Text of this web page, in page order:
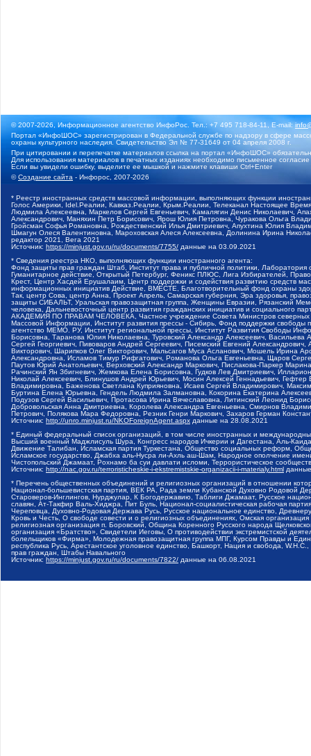
© 2007-2026, Информационное агентство ИнфоРос. Тел.: +7 495 718-84-11, E-mail:
Портал «ИнфоШОС» зарегистрирован в Федеральной службе по надзору в сфере
охраны культурного наследия. Свидетельство Эл № 77-31649 от 04 апреля 2008 г.
При цитировании и перепечатке материалов ссылка на портал «ИнфоШОС»
Для использования материалов в печатных изданиях необходимо письменное
Если вы увидели ошибку, выделите ее мышкой и нажмите клавиши Ctrl+Enter
©Создание сайта - Инфорос, 2007-2026
* Реестр иностранных средств массовой информации, выполняющих функции
Голос Америки, Idel.Реалии, Кавказ.Реалии, Крым.Реалии, Телеканал Настоящее
Людмила Алексеевна, Маркелов Сергей Евгеньевич, Камалягин Денис Николаевич,
Александрович, Маняхин Петр Борисович, Ярош Юлия Петровна, Чуракова Ольга
Гройсман Софья Романовна, Рождественский Илья Дмитриевич, Апухтина Юлия
Шмагун Олеся Валентиновна, Мароховская Алеся Алексеевна, Долинина Ирина
редактор 2021, Вега 2021
Источник: https://minjust.gov.ru/ru/documents/7755/ данные на 03.09.2021
* Сведения реестра НКО, выполняющих функции иностранного агента:
Фонд защиты прав граждан Штаб, Институт права и публичной политики,
Гуманитарное действие, Открытый Петербург, Феникс ПЛЮС, Лига Избирателей,
Крест, Центр Хасдей Ерушалаим, Центр поддержки и содействия развитию средств
информационных инициатив Действие, ВМЕСТЕ, Благотворительный фонд охраны
Так, центр Сова, центр Анна, Проект Апрель, Самарская губерния, Эра здоровья,
защиты СИБАЛЬТ, Уральская правозащитная группа, Женщины Евразии, Рязанский
человека, Дальневосточный центр развития гражданских инициатив и социального
АКАДЕМИЯ ПО ПРАВАМ ЧЕЛОВЕКА, Частное учреждение Совета Министров северных
Массовой Информации, Институт развития прессы - Сибирь, Фонд поддержки
агентство МЕМО. РУ, Институт региональной прессы, Институт Развития Свободы
Борисовна, Таранова Юлия Николаевна, Туровский Александр Алексеевич,
Сергей Георгиевич, Пивоваров Андрей Сергеевич, Писемский Евгений
Викторович, Шарипков Олег Викторович, Мальсагов Муса Асланович, Мошель Ирина
Александровна, Исламов Тимур Рифгатович, Романова Ольга Евгеньевна, Щаров
Паутов Юрий Анатольевич, Верховский Александр Маркович, Пислакова-Паркер
Рачинский Ян Збигневич, Жемкова Елена Борисовна, Гудков Лев Дмитриевич,
Николай Алексеевич, Блинушов Андрей Юрьевич, Мосин Алексей Геннадьевич,
Владимировна, Баженова Светлана Куприяновна, Исаев Сергей Владимирович,
Буртина Елена Юрьевна, Гендель Людмила Залмановна, Кокорина Екатерина
Подузов Сергей Васильевич, Протасова Ирина Вячеславовна, Литинский Леонид
Добровольская Анна Дмитриевна, Королева Александра Евгеньевна, Смирнов
Петрович, Полякова Мара Федоровна, Резник Генри Маркович, Захаров Герман
Источник: http://unro.minjust.ru/NKOForeignAgent.aspx данные на 28.08.2021
* Единый федеральный список организаций, в том числе иностранных и
Высший военный Маджлисуль Шура, Конгресс народов Ичкерии и Дагестана, Аль-
Движение Талибан, Исламская партия Туркестана, Общество социальных реформ,
Исламское государство, Джабха аль-Нусра ли-Ахль аш-Шам, Народное ополчение
Чистопольский Джамаат, Рохнамо ба суи давлати исломи, Террористическое
Источник: http://nac.gov.ru/terroristicheskie-i-ekstremistskie-organizacii-i-materialy.html
* Перечень общественных объединений и религиозных организаций в отношении
Национал-большевистская партия, ВЕК РА, Рада земли Кубанской Духовно Родовой
Староверов-Инглингов, Нурджулар, К Богодержавию, Таблиги Джамаат, Русское
славян, Ат-Такфир Валь-Хиджра, Пит Буль, Национал-социалистическая рабочая
Череповца, Духовно-Родовая Держава Русь, Русское национальное единство,
Кровь и Честь, О свободе совести и о религиозных объединениях, Омская
религиозная организация п. Боровский, Община Коренного Русского народа
организация «Братство», Свидетели Иеговы, О противодействии экстремистской
болельщиков «Фирма», Молодежная правозащитная группа МПГ, Курсом Правды и
республика Русь, Арестантское уголовное единство, Башкорт, Нация и свобода,
прав граждан, Штабы Навального
Источник: https://minjust.gov.ru/ru/documents/7822/ данные на 06.08.2021